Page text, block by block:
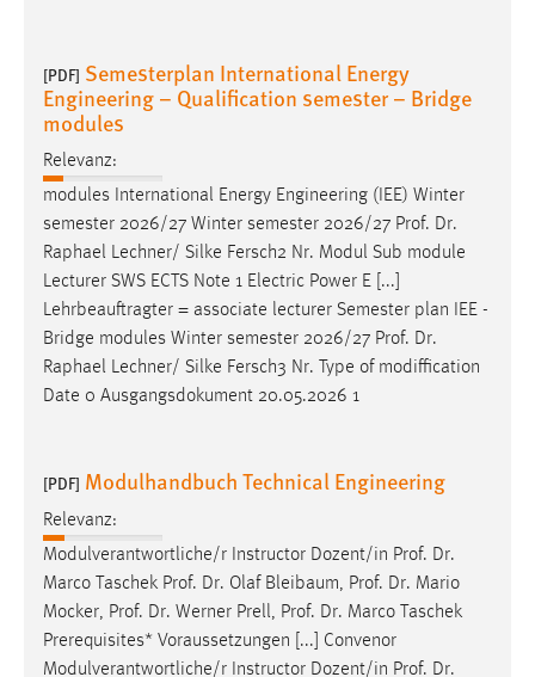
[PDF] Semesterplan International Energy
Engineering – Qualification semester – Bridge
modules
Relevanz:
modules International Energy Engineering (IEE) Winter
semester 2026/27 Winter semester 2026/27 Prof. Dr.
Raphael Lechner/ Silke Fersch2 Nr. Modul Sub module
Lecturer SWS ECTS Note 1 Electric Power E [...]
Lehrbeauftragter = associate lecturer Semester plan IEE -
Bridge modules Winter semester 2026/27 Prof. Dr.
Raphael Lechner/ Silke Fersch3 Nr. Type of modiffication
Date 0 Ausgangsdokument 20.05.2026 1
[PDF] Modulhandbuch Technical Engineering
Relevanz:
Modulverantwortliche/r Instructor Dozent/in Prof. Dr.
Marco Taschek Prof. Dr. Olaf Bleibaum, Prof. Dr. Mario
Mocker, Prof. Dr. Werner Prell, Prof. Dr. Marco Taschek
Prerequisites* Voraussetzungen [...] Convenor
Modulverantwortliche/r Instructor Dozent/in Prof. Dr.
Google Ads
Name:
Anbieter:
Google Ireland Limited
Zweck:
Conversion-Tracking
Cookie Laufzeit:
3 Monate
Anbieter:
Facebook
Zweck:
Conversion-Tracking